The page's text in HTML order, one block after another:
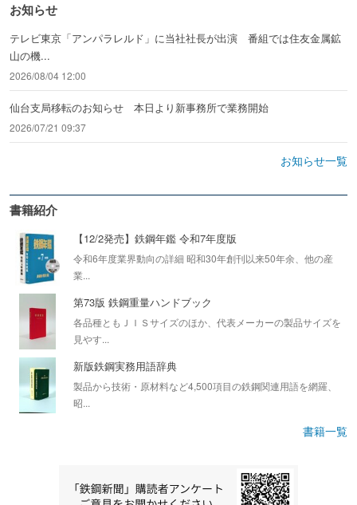
お知らせ
テレビ東京「アンパラレルド」に当社社長が出演 番組では住友金属鉱
山の機...
2026/08/04 12:00
仙台支局移転のお知らせ 本日より新事務所で業務開始
2026/07/21 09:37
お知らせ一覧
書籍紹介
【12/2発売】鉄鋼年鑑 令和7年度版
令和6年度業界動向の詳細 昭和30年創刊以来50年余、他の産
業...
第73版 鉄鋼重量ハンドブック
各品種ともＪＩＳサイズのほか、代表メーカーの製品サイズを
見やす...
新版鉄鋼実務用語辞典
製品から技術・原材料など4,500項目の鉄鋼関連用語を網羅、
昭...
書籍一覧